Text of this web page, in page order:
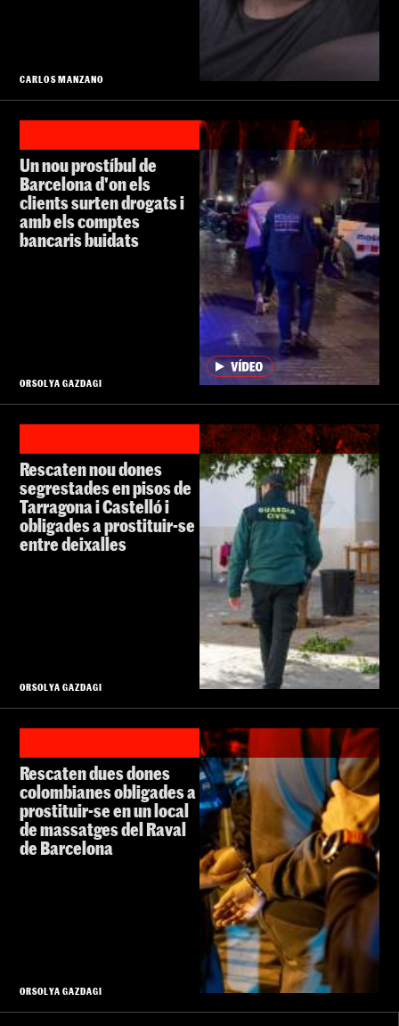
CARLOS MANZANO
Un nou prostíbul de
Barcelona d'on els
clients surten drogats i
amb els comptes
bancaris buidats
ORSOLYA GAZDAGI
Rescaten nou dones
segrestades en pisos de
Tarragona i Castelló i
obligades a prostituir-se
entre deixalles
ORSOLYA GAZDAGI
Rescaten dues dones
colombianes obligades a
prostituir-se en un local
de massatges del Raval
de Barcelona
ORSOLYA GAZDAGI